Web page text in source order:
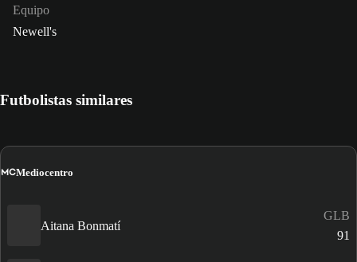
Equipo
Newell's
Futbolistas similares
MCMediocentro
Aitana Bonmatí
GLB
91